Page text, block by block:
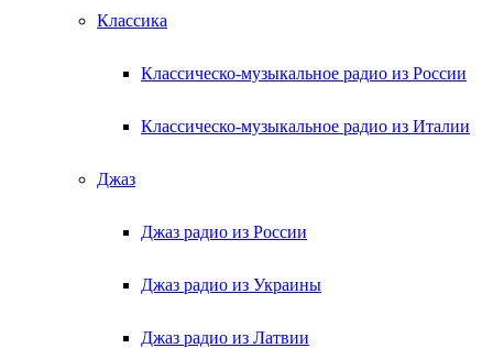
Классика
Классическо-музыкальное радио из России
Классическо-музыкальное радио из Италии
Джаз
Джаз радио из России
Джаз радио из Украины
Джаз радио из Латвии